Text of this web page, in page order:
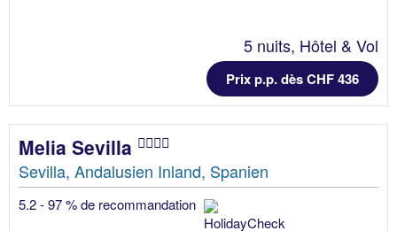
5 nuits, Hôtel & Vol
Prix p.p. dès CHF 436
Melia Sevilla
Sevilla, Andalusien Inland, Spanien
5.2 - 97 % de recommandation